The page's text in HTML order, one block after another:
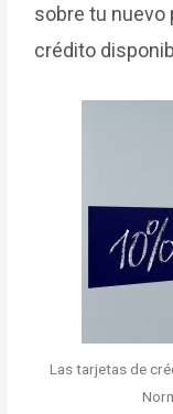
sobre tu nuevo
crédito
Las tarjetas de